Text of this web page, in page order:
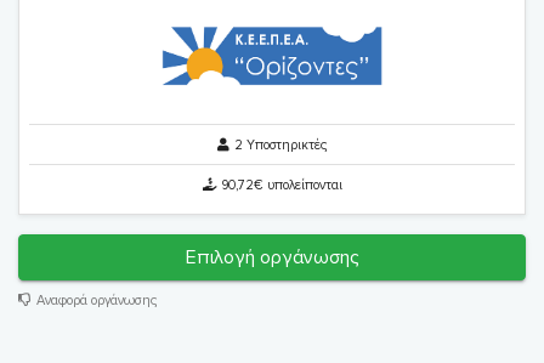
2 Υποστηρικτές
90,72€ υπολείπονται
Επιλογή οργάνωσης
Αναφορά οργάνωσης